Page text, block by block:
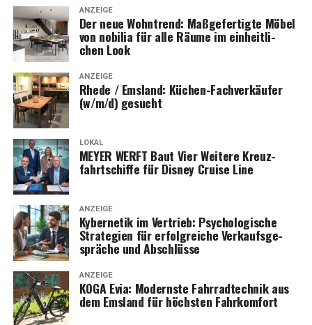
ANZEIGE
Der neue Wohn­trend: Maß­ge­fer­tig­te Möbel
von nobi­lia für alle Räu­me im ein­heit­li­
chen Look
ANZEIGE
Rhe­de / Ems­land: Küchen-Fach­ver­käu­fer
(w/m/d) gesucht
LOKAL
MEYER WERFT Baut Vier Wei­te­re Kreuz­
fahrt­schif­fe für Dis­ney Crui­se Line
ANZEIGE
Kyber­ne­tik im Ver­trieb: Psy­cho­lo­gi­sche
Stra­te­gien für erfolg­rei­che Ver­kaufs­ge­
sprä­che und Abschlüsse
ANZEIGE
KOGA Evia: Moderns­te Fahr­rad­tech­nik aus
dem Ems­land für höchs­ten Fahrkomfort